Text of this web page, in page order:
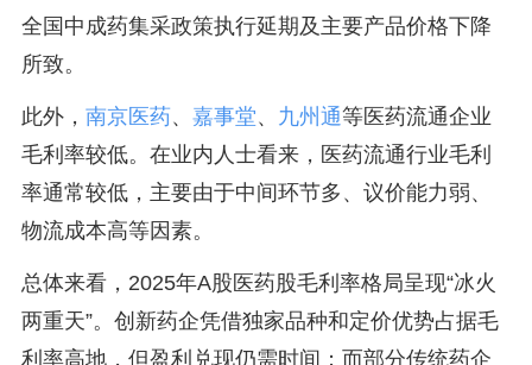
全国中成药集采政策执行延期及主要产品价格下降
所致。
此外， 南京医药、 嘉事堂、 九州通等医药流通企业
毛利率较低。在业内人士看来，医药流通行业毛利
率通常较低，主要由于中间环节多、议价能力弱、
物流成本高等因素。
总体来看，2025年A股医药股毛利率格局呈现“冰火
两重天”。创新药企凭借独家品种和定价优势占据毛
利率高地，但盈利兑现仍需时间；而部分传统药企